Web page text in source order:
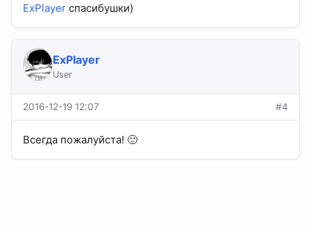
ExPlayer спасибушки)
ExPlayer
User
2016-12-19 12:07 #4
Всегда пожалуйста! 🙂